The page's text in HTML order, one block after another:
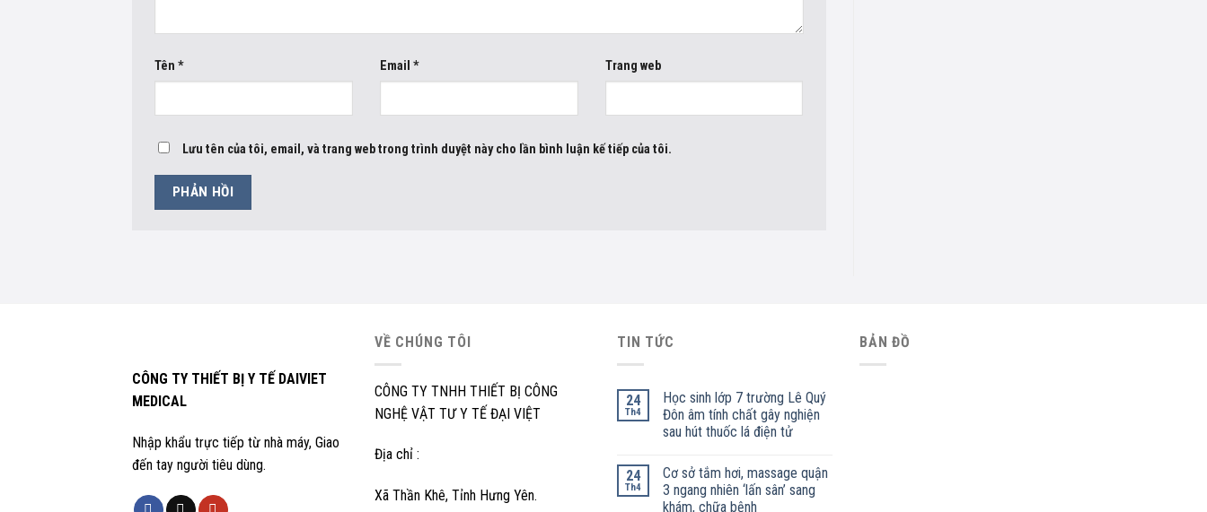
Tên * Email * Trang web
Lưu tên của tôi, email, và trang web trong trình duyệt này cho lần bình luận kế tiếp của tôi.
CÔNG TY THIẾT BỊ Y TẾ DAIVIET
MEDICAL
Nhập khẩu trực tiếp từ nhà máy, Giao
đến tay người tiêu dùng.
VỀ CHÚNG TÔI
CÔNG TY TNHH THIẾT BỊ CÔNG
NGHỆ VẬT TƯ Y TẾ ĐẠI VIỆT
Địa chỉ :
Xã Thần Khê, Tỉnh Hưng Yên.
TIN TỨC
24
Th4
Học sinh lớp 7 trường Lê Quý
Đôn âm tính chất gây nghiện
sau hút thuốc lá điện tử
24
Th4
Cơ sở tắm hơi, massage quận
3 ngang nhiên ‘lấn sân’ sang
khám, chữa bệnh
BẢN ĐỒ